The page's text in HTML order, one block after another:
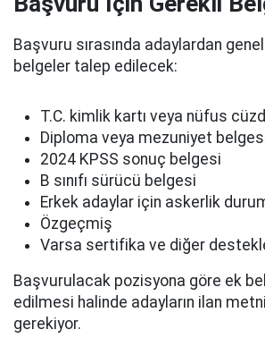
Başvuru sırasında adaylardan
belgeler talep edilecek:
T.C. kimlik kartı veya nüfus
Diploma veya mezuniyet
2024 KPSS sonuç belgesi
B sınıfı sürücü belgesi
Erkek adaylar için askerlik
Özgeçmiş
Varsa sertifika ve diğer
Başvurulacak pozisyona göre ek
edilmesi halinde adayların ilan
gerekiyor.